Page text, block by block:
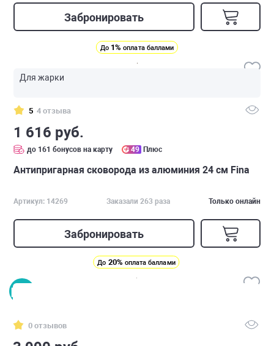
Забронировать
До 1% оплата баллами
Для жарки
5 4 отзыва
1 616 руб.
до 161 бонусов на карту 49 Плюс
Антипригарная сковорода из алюминия 24 см Fina
Артикул: 14269 Заказали 263 раза Только онлайн
Забронировать
До 20% оплата баллами
0 отзывов